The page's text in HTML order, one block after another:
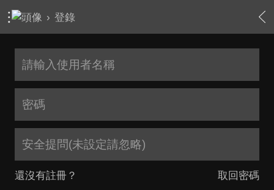
› 登錄
安全提問(未設定請忽略)
還沒有註冊？ 取回密碼